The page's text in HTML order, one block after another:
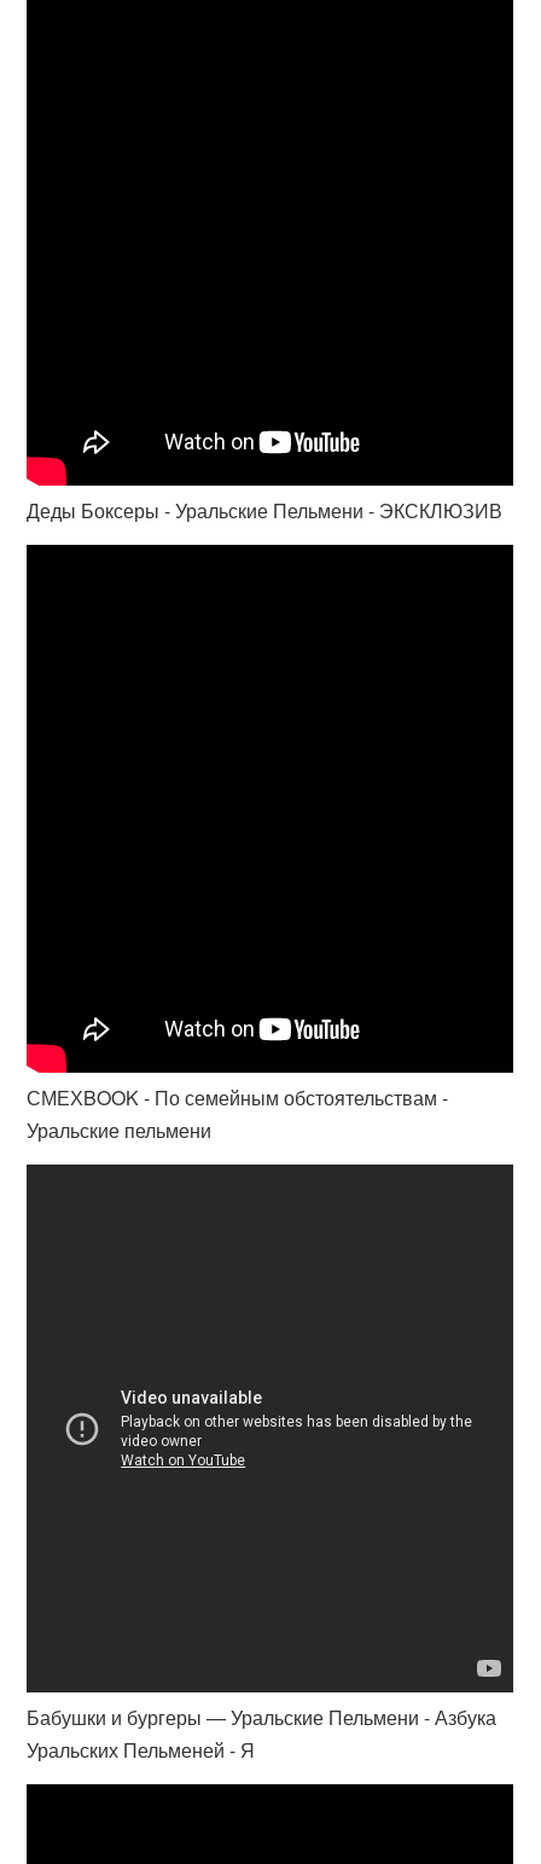
Деды Боксеры - Уральские Пельмени - ЭКСКЛЮЗИВ
СМЕХBOOK - По семейным обстоятельствам -
Уральские пельмени
Бабушки и бургеры — Уральские Пельмени - Азбука
Уральских Пельменей - Я